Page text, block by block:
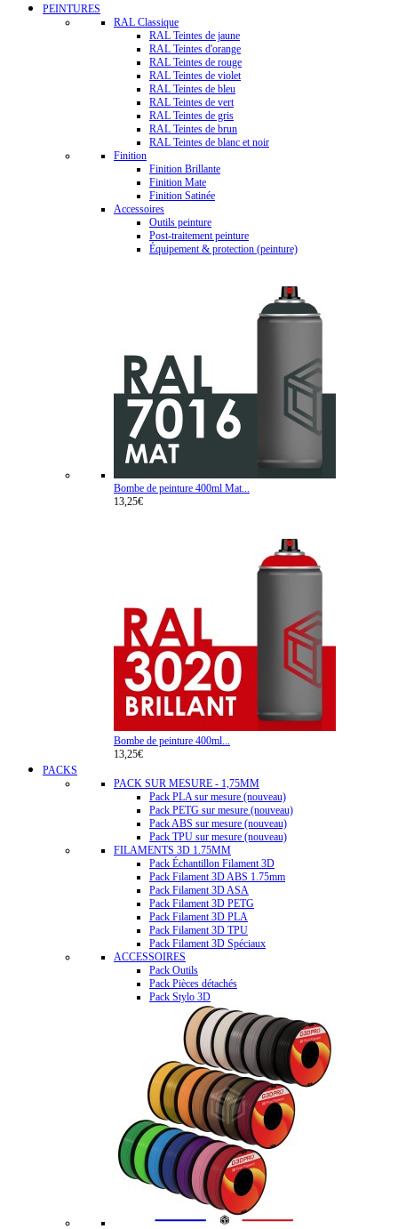
PEINTURES
RAL Classique
RAL Teintes de jaune
RAL Teintes d'orange
RAL Teintes de rouge
RAL Teintes de violet
RAL Teintes de bleu
RAL Teintes de vert
RAL Teintes de gris
RAL Teintes de brun
RAL Teintes de blanc et noir
Finition
Finition Brillante
Finition Mate
Finition Satinée
Accessoires
Outils peinture
Post-traitement peinture
Équipement & protection (peinture)
Bombe de peinture 400ml Mat...
13,25€
Bombe de peinture 400ml...
13,25€
PACKS
PACK SUR MESURE - 1,75MM
Pack PLA sur mesure (nouveau)
Pack PETG sur mesure (nouveau)
Pack ABS sur mesure (nouveau)
Pack TPU sur mesure (nouveau)
FILAMENTS 3D 1.75MM
Pack Échantillon Filament 3D
Pack Filament 3D ABS 1.75mm
Pack Filament 3D ASA
Pack Filament 3D PETG
Pack Filament 3D PLA
Pack Filament 3D TPU
Pack Filament 3D Spéciaux
ACCESSOIRES
Pack Outils
Pack Pièces détachés
Pack Stylo 3D